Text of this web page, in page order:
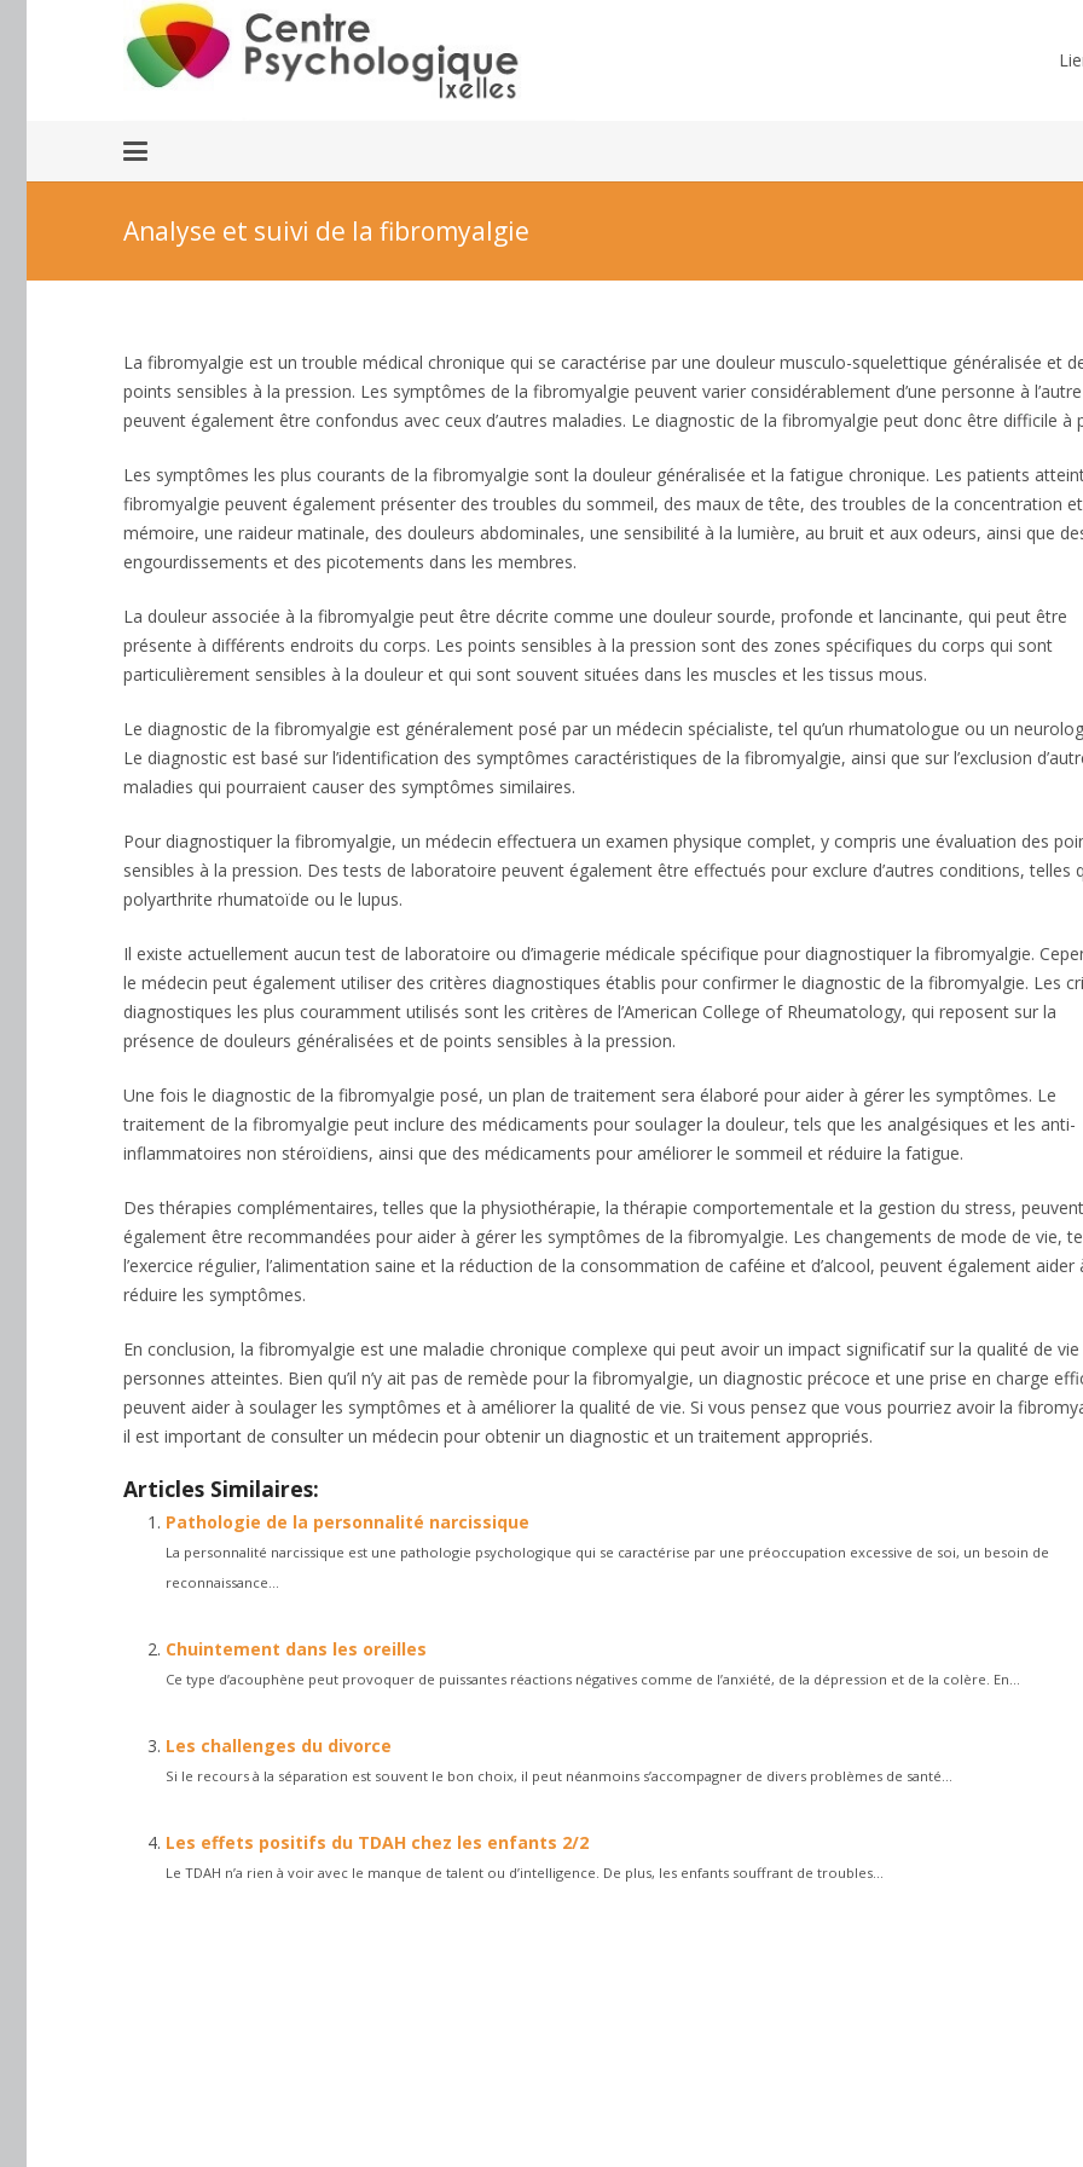
Analyse et suivi de la fibromyalgie
La fibromyalgie est un trouble médical chronique qui se caractérise par une douleur musculo-squelettique généralisée et
points sensibles à la pression. Les symptômes de la fibromyalgie peuvent varier considérablement d’une personne à
peuvent également être confondus avec ceux d’autres maladies. Le diagnostic de la fibromyalgie peut donc être difficile à
Les symptômes les plus courants de la fibromyalgie sont la douleur généralisée et la fatigue chronique. Les patients
fibromyalgie peuvent également présenter des troubles du sommeil, des maux de tête, des troubles de la concentration
mémoire, une raideur matinale, des douleurs abdominales, une sensibilité à la lumière, au bruit et aux odeurs, ainsi que
engourdissements et des picotements dans les membres.
La douleur associée à la fibromyalgie peut être décrite comme une douleur sourde, profonde et lancinante, qui peut être
présente à différents endroits du corps. Les points sensibles à la pression sont des zones spécifiques du corps qui sont
particulièrement sensibles à la douleur et qui sont souvent situées dans les muscles et les tissus mous.
Le diagnostic de la fibromyalgie est généralement posé par un médecin spécialiste, tel qu’un rhumatologue ou un
Le diagnostic est basé sur l’identification des symptômes caractéristiques de la fibromyalgie, ainsi que sur l’exclusion
maladies qui pourraient causer des symptômes similaires.
Pour diagnostiquer la fibromyalgie, un médecin effectuera un examen physique complet, y compris une évaluation des
sensibles à la pression. Des tests de laboratoire peuvent également être effectués pour exclure d’autres conditions, telles
polyarthrite rhumatoïde ou le lupus.
Il existe actuellement aucun test de laboratoire ou d’imagerie médicale spécifique pour diagnostiquer la fibromyalgie.
le médecin peut également utiliser des critères diagnostiques établis pour confirmer le diagnostic de la fibromyalgie. Les
diagnostiques les plus couramment utilisés sont les critères de l’American College of Rheumatology, qui reposent sur la
présence de douleurs généralisées et de points sensibles à la pression.
Une fois le diagnostic de la fibromyalgie posé, un plan de traitement sera élaboré pour aider à gérer les symptômes. Le
traitement de la fibromyalgie peut inclure des médicaments pour soulager la douleur, tels que les analgésiques et les anti-
inflammatoires non stéroïdiens, ainsi que des médicaments pour améliorer le sommeil et réduire la fatigue.
Des thérapies complémentaires, telles que la physiothérapie, la thérapie comportementale et la gestion du stress, peuvent
également être recommandées pour aider à gérer les symptômes de la fibromyalgie. Les changements de mode de vie,
l’exercice régulier, l’alimentation saine et la réduction de la consommation de caféine et d’alcool, peuvent également aider
réduire les symptômes.
En conclusion, la fibromyalgie est une maladie chronique complexe qui peut avoir un impact significatif sur la qualité de vie
personnes atteintes. Bien qu’il n’y ait pas de remède pour la fibromyalgie, un diagnostic précoce et une prise en charge
peuvent aider à soulager les symptômes et à améliorer la qualité de vie. Si vous pensez que vous pourriez avoir la
il est important de consulter un médecin pour obtenir un diagnostic et un traitement appropriés.
Articles Similaires:
Pathologie de la personnalité narcissique
La personnalité narcissique est une pathologie psychologique qui se caractérise par une préoccupation excessive de soi, un besoin de
reconnaissance...
Chuintement dans les oreilles
Ce type d’acouphène peut provoquer de puissantes réactions négatives comme de l’anxiété, de la dépression et de la colère. En...
Les challenges du divorce
Si le recours à la séparation est souvent le bon choix, il peut néanmoins s’accompagner de divers problèmes de santé...
Les effets positifs du TDAH chez les enfants 2/2
Le TDAH n’a rien à voir avec le manque de talent ou d’intelligence. De plus, les enfants souffrant de troubles...